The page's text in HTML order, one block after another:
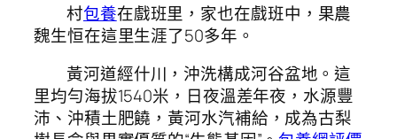
村包養在戲班里，家也在戲班中，果農
魏生恒在這里生涯了50多年。
黃河道經什川，沖洗構成河谷盆地。這
里均勻海拔1540米，日夜溫差年夜，水源豐
沛、沖積土肥饒，黃河水汽補給，成為古梨